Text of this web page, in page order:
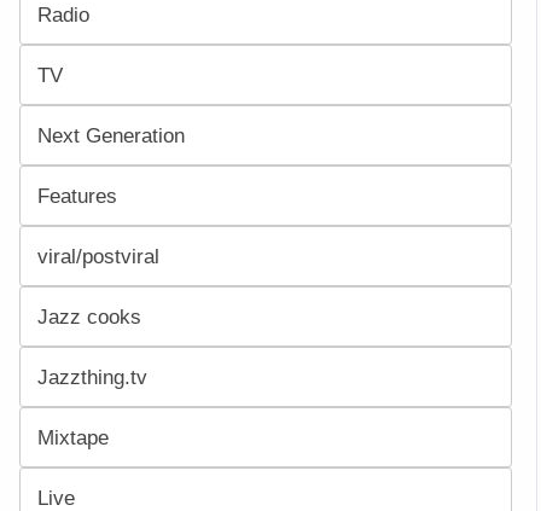
Radio
TV
Next Generation
Features
viral/postviral
Jazz cooks
Jazzthing.tv
Mixtape
Live